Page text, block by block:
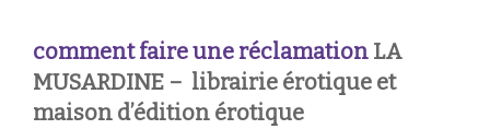
comment faire une réclamation LA
MUSARDINE – librairie érotique et
maison d’édition érotique